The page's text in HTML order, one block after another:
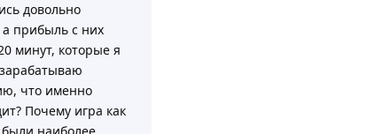
довольно
а прибыль с них
минут, которые я
что именно
Почему игра как